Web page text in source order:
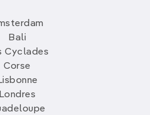
Bali
Cyclades
Corse
Londres